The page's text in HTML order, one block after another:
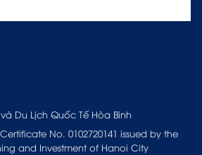
Du Lịch Quốc Tế Hòa Bình
No. 0102720141 issued by the
and Investment of Hanoi City